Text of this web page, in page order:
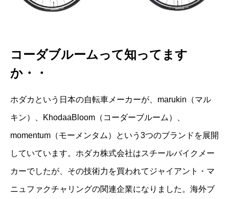
コーダブルームって知ってます
か・・
ホダカという日本の自転車メーカーが、marukin（マル
キン）、KhodaaBloom（コーダーブルーム）、
momentum（モーメンタム）という3つのブランドを展開
していています。ホダカ株式会社はスチールバイクメー
カーでしたが、その技術力を買われてジャイアント・マ
ニュファクチャリングの関連企業になりました。海外ブ